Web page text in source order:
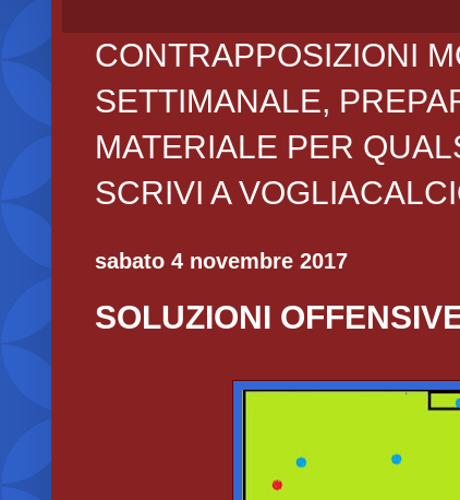
CONTRAPPOSIZIONI
SETTIMANALE,
MATERIALE PER
SCRIVI A
sabato 4 novembre 2017
SOLUZIONI